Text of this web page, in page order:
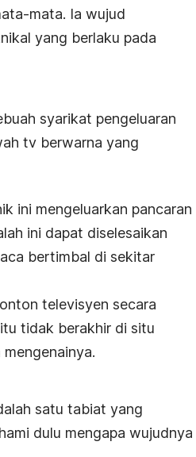
mata. Ia wujud
yang berlaku pada
syarikat pengeluaran
tv berwarna yang
ini mengeluarkan pancaran
ini dapat diselesaikan
bertimbal di sekitar
televisyen secara
tidak berakhir di situ
satu tabiat yang
dulu mengapa wujudnya